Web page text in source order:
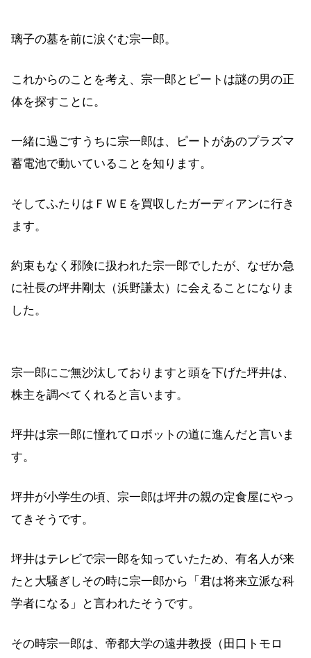
璃子の墓を前に涙ぐむ宗一郎。
これからのことを考え、宗一郎とピートは謎の男の正
体を探すことに。
一緒に過ごすうちに宗一郎は、ピートがあのプラズマ
蓄電池で動いていることを知ります。
そしてふたりはＦＷＥを買収したガーディアンに行き
ます。
約束もなく邪険に扱われた宗一郎でしたが、なぜか急
に社長の坪井剛太（浜野謙太）に会えることになりま
した。
宗一郎にご無沙汰しておりますと頭を下げた坪井は、
株主を調べてくれると言います。
坪井は宗一郎に憧れてロボットの道に進んだと言いま
す。
坪井が小学生の頃、宗一郎は坪井の親の定食屋にやっ
てきそうです。
坪井はテレビで宗一郎を知っていたため、有名人が来
たと大騒ぎしその時に宗一郎から「君は将来立派な科
学者になる」と言われたそうです。
その時宗一郎は、帝都大学の遠井教授（田口トモロ